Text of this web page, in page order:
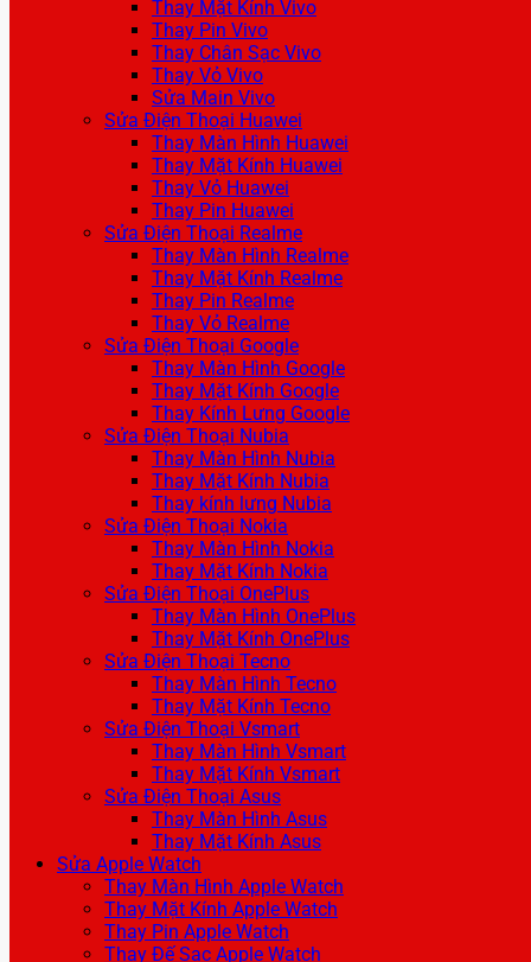
Thay Mặt Kính Vivo
Thay Pin Vivo
Thay Chân Sạc Vivo
Thay Vỏ Vivo
Sửa Main Vivo
Sửa Điện Thoại Huawei
Thay Màn Hình Huawei
Thay Mặt Kính Huawei
Thay Vỏ Huawei
Thay Pin Huawei
Sửa Điện Thoại Realme
Thay Màn Hình Realme
Thay Mặt Kính Realme
Thay Pin Realme
Thay Vỏ Realme
Sửa Điện Thoại Google
Thay Màn Hình Google
Thay Mặt Kính Google
Thay Kính Lưng Google
Sửa Điện Thoại Nubia
Thay Màn Hình Nubia
Thay Mặt Kính Nubia
Thay kính lưng Nubia
Sửa Điện Thoại Nokia
Thay Màn Hình Nokia
Thay Mặt Kính Nokia
Sửa Điện Thoại OnePlus
Thay Màn Hình OnePlus
Thay Mặt Kính OnePlus
Sửa Điện Thoại Tecno
Thay Màn Hình Tecno
Thay Mặt Kính Tecno
Sửa Điện Thoại Vsmart
Thay Màn Hình Vsmart
Thay Mặt Kính Vsmart
Sửa Điện Thoại Asus
Thay Màn Hình Asus
Thay Mặt Kính Asus
Sửa Apple Watch
Thay Màn Hình Apple Watch
Thay Mặt Kính Apple Watch
Thay Pin Apple Watch
Thay Đế Sạc Apple Watch